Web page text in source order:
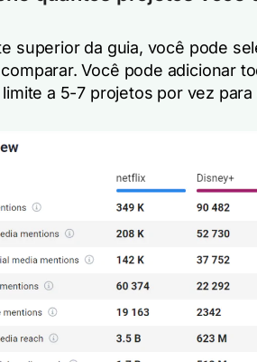
superior da guia, você pode
Você pode adicionar
a 5-7 projetos por vez